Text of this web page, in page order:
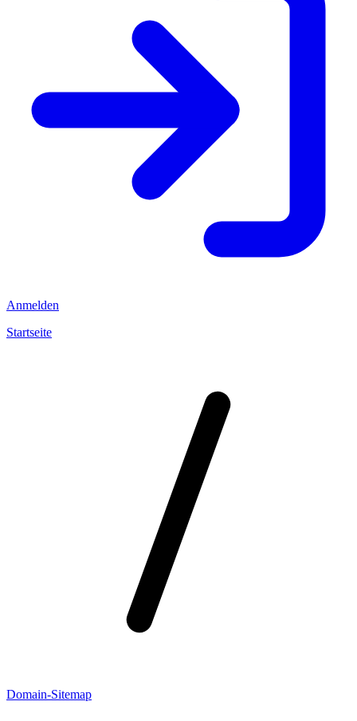
Anmelden
Startseite
Domain-Sitemap